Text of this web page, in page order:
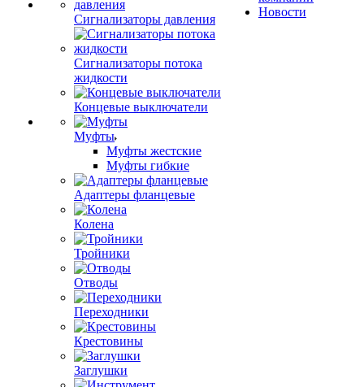
Сигнализаторы давления
Сигнализаторы потока
жидкости
Концевые выключатели
Муфты
Муфты жестские
Муфты гибкие
Адаптеры фланцевые
Колена
Тройники
Отводы
Переходники
Крестовины
Заглушки
Новости